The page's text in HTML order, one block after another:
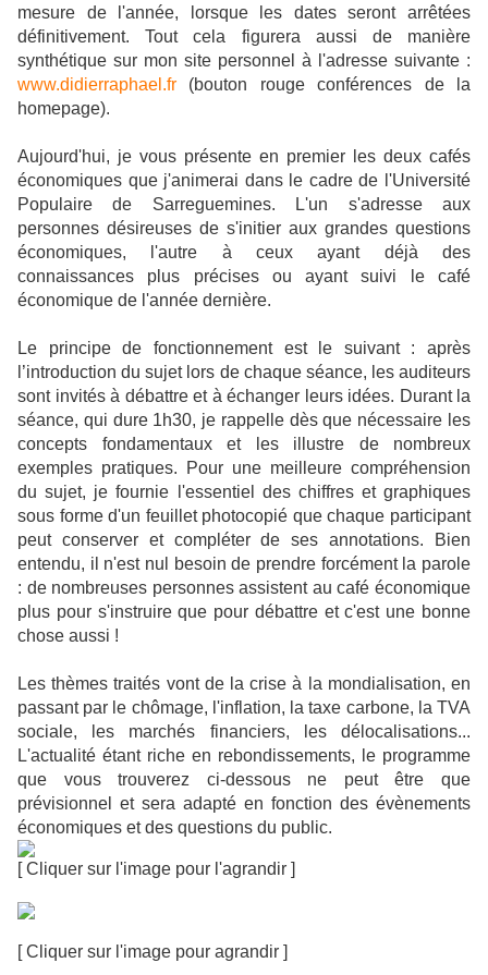
mesure de l'année, lorsque les dates seront arrêtées
définitivement. Tout cela figurera aussi de manière
synthétique sur mon site personnel à l'adresse suivante :
www.didierraphael.fr
(bouton rouge conférences de la
homepage).
Aujourd'hui, je vous présente en premier les deux cafés
économiques que j'animerai dans le cadre de l'Université
Populaire de Sarreguemines. L'un s'adresse aux
personnes désireuses de s'initier aux grandes questions
économiques, l'autre à ceux ayant déjà des
connaissances plus précises ou ayant suivi le café
économique de l'année dernière.
Le principe de fonctionnement est le suivant : après
l’introduction du sujet lors de chaque séance, les auditeurs
sont invités à débattre et à échanger leurs idées. Durant la
séance, qui dure 1h30, je rappelle dès que nécessaire les
concepts fondamentaux et les illustre de nombreux
exemples pratiques. Pour une meilleure compréhension
du sujet, je fournie l'essentiel des chiffres et graphiques
sous forme d'un feuillet photocopié que chaque participant
peut conserver et compléter de ses annotations. Bien
entendu, il n'est nul besoin de prendre forcément la parole
: de nombreuses personnes assistent au café économique
plus pour s'instruire que pour débattre et c'est une bonne
chose aussi !
Les thèmes traités vont de la crise à la mondialisation, en
passant par le chômage, l'inflation, la taxe carbone, la TVA
sociale, les marchés financiers, les délocalisations...
L'actualité étant riche en rebondissements, le programme
que vous trouverez ci-dessous ne peut être que
prévisionnel et sera adapté en fonction des évènements
économiques et des questions du public.
[ Cliquer sur l'image pour l'agrandir ]
[ Cliquer sur l'image pour agrandir ]